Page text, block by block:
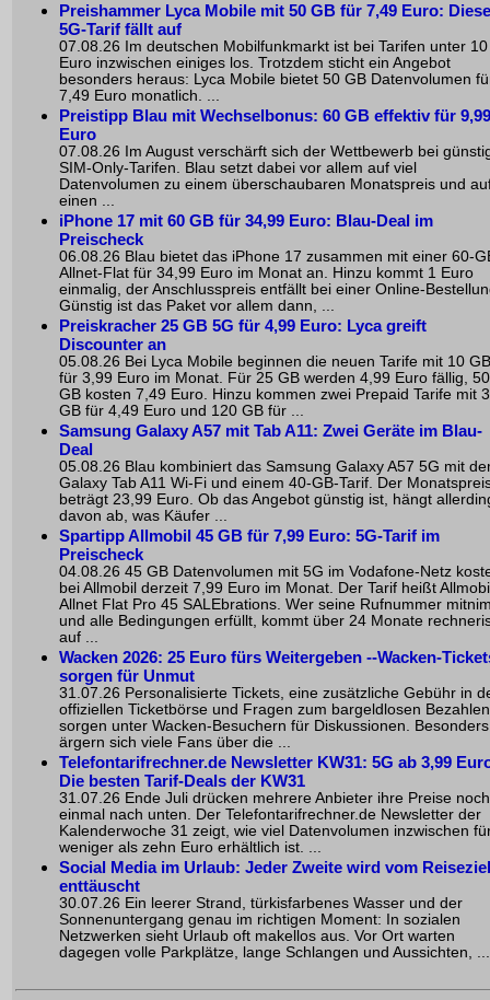
Preishammer Lyca Mobile mit 50 GB für 7,49 Euro:
5G-Tarif fällt auf
07.08.26 Im deutschen Mobilfunkmarkt ist bei Tarifen unter 10
Euro inzwischen einiges los. Trotzdem sticht ein Angebot
besonders heraus: Lyca Mobile bietet 50 GB Datenvolumen
7,49 Euro monatlich. ...
Preistipp Blau mit Wechselbonus: 60 GB effektiv für 9,99
Euro
07.08.26 Im August verschärft sich der Wettbewerb bei
SIM-Only-Tarifen. Blau setzt dabei vor allem auf viel
Datenvolumen zu einem überschaubaren Monatspreis und
einen ...
iPhone 17 mit 60 GB für 34,99 Euro: Blau-Deal im
Preischeck
06.08.26 Blau bietet das iPhone 17 zusammen mit einer 60-
Allnet-Flat für 34,99 Euro im Monat an. Hinzu kommt 1 Euro
einmalig, der Anschlusspreis entfällt bei einer Online-
Günstig ist das Paket vor allem dann, ...
Preiskracher 25 GB 5G für 4,99 Euro: Lyca greift
Discounter an
05.08.26 Bei Lyca Mobile beginnen die neuen Tarife mit 10 GB
für 3,99 Euro im Monat. Für 25 GB werden 4,99 Euro fällig, 50
GB kosten 7,49 Euro. Hinzu kommen zwei Prepaid Tarife mit
GB für 4,49 Euro und 120 GB für ...
Samsung Galaxy A57 mit Tab A11: Zwei Geräte im Blau-
Deal
05.08.26 Blau kombiniert das Samsung Galaxy A57 5G mit
Galaxy Tab A11 Wi-Fi und einem 40-GB-Tarif. Der
beträgt 23,99 Euro. Ob das Angebot günstig ist, hängt
davon ab, was Käufer ...
Spartipp Allmobil 45 GB für 7,99 Euro: 5G-Tarif im
Preischeck
04.08.26 45 GB Datenvolumen mit 5G im Vodafone-Netz
bei Allmobil derzeit 7,99 Euro im Monat. Der Tarif heißt
Allnet Flat Pro 45 SALEbrations. Wer seine Rufnummer
und alle Bedingungen erfüllt, kommt über 24 Monate
auf ...
Wacken 2026: 25 Euro fürs Weitergeben --Wacken-
sorgen für Unmut
31.07.26 Personalisierte Tickets, eine zusätzliche Gebühr in
offiziellen Ticketbörse und Fragen zum bargeldlosen Bezahlen
sorgen unter Wacken-Besuchern für Diskussionen. Besonders
ärgern sich viele Fans über die ...
Telefontarifrechner.de Newsletter KW31: 5G ab 3,99
Die besten Tarif-Deals der KW31
31.07.26 Ende Juli drücken mehrere Anbieter ihre Preise noch
einmal nach unten. Der Telefontarifrechner.de Newsletter der
Kalenderwoche 31 zeigt, wie viel Datenvolumen inzwischen
weniger als zehn Euro erhältlich ist. ...
Social Media im Urlaub: Jeder Zweite wird vom Reiseziel
enttäuscht
30.07.26 Ein leerer Strand, türkisfarbenes Wasser und der
Sonnenuntergang genau im richtigen Moment: In sozialen
Netzwerken sieht Urlaub oft makellos aus. Vor Ort warten
dagegen volle Parkplätze, lange Schlangen und Aussichten, ...